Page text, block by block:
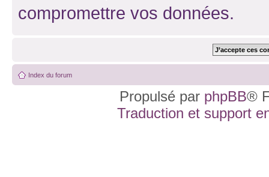
compromettre vos données.
Index du forum
Propulsé par phpBB®
Traduction et support